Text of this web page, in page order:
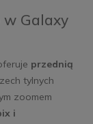
w Galaxy
przednią
tylnych
zoomem
i